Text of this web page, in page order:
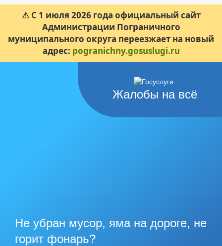
⚠ С 1 июля 2026 года официальный сайт
Администрации Пограничного
муниципального округа переезжает на новый
адрес: pogranichny.gosuslugi.ru
Жалобы на всё
Не убран мусор, яма на дороге, не
горит фонарь?